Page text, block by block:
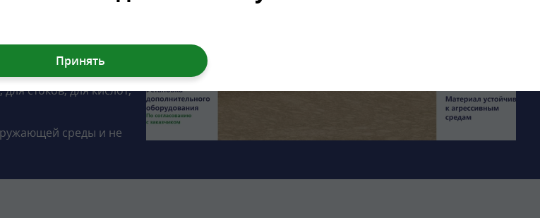
Высота горловины
стеклянного
стоков, для кислот,
среды и не